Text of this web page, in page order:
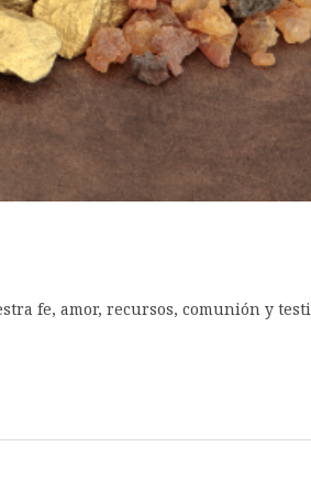
fe, amor, recursos, comunión y